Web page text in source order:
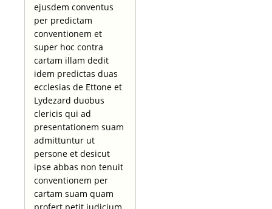
ejusdem conventus
per predictam
conventionem et
super hoc contra
cartam illam dedit
idem predictas duas
ecclesias de Ettone et
Lydezard duobus
clericis qui ad
presentationem suam
admittuntur ut
persone et desicut
ipse abbas non tenuit
conventionem per
cartam suam quam
profert petit judicium